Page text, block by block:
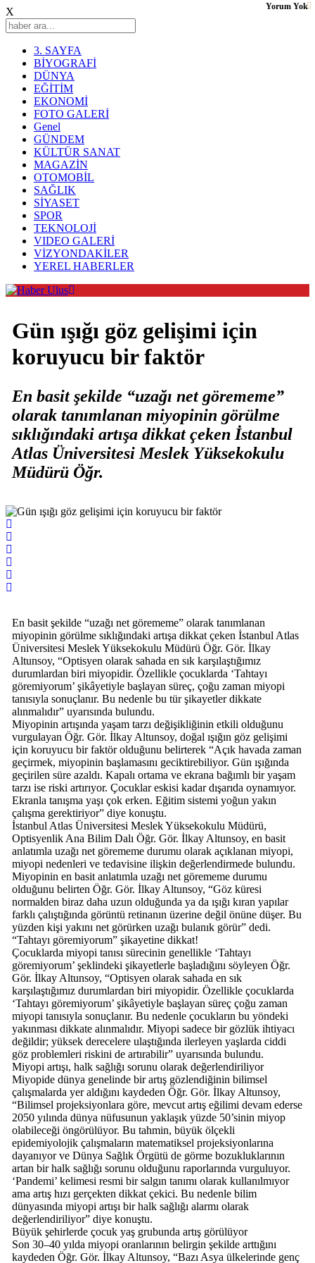
X
3. SAYFA
BİYOGRAFİ
DÜNYA
EĞİTİM
EKONOMİ
FOTO GALERİ
Genel
GÜNDEM
KÜLTÜR SANAT
MAGAZİN
OTOMOBİL
SAĞLIK
SİYASET
SPOR
TEKNOLOJİ
VIDEO GALERİ
VİZYONDAKİLER
YEREL HABERLER
Gün ışığı göz gelişimi için
koruyucu bir faktör
En basit şekilde “uzağı net görememe”
olarak tanımlanan miyopinin görülme
sıklığındaki artışa dikkat çeken İstanbul
Atlas Üniversitesi Meslek Yüksekokulu
Müdürü Öğr.
En basit şekilde “uzağı net görememe” olarak tanımlanan
miyopinin görülme sıklığındaki artışa dikkat çeken İstanbul Atlas
Üniversitesi Meslek Yüksekokulu Müdürü Öğr. Gör. İlkay
Altunsoy, “Optisyen olarak sahada en sık karşılaştığımız
durumlardan biri miyopidir. Özellikle çocuklarda ‘Tahtayı
göremiyorum’ şikâyetiyle başlayan süreç, çoğu zaman miyopi
tanısıyla sonuçlanır. Bu nedenle bu tür şikayetler dikkate
alınmalıdır” uyarısında bulundu.
Miyopinin artışında yaşam tarzı değişikliğinin etkili olduğunu
vurgulayan Öğr. Gör. İlkay Altunsoy, doğal ışığın göz gelişimi
için koruyucu bir faktör olduğunu belirterek “Açık havada zaman
geçirmek, miyopinin başlamasını geciktirebiliyor. Gün ışığında
geçirilen süre azaldı. Kapalı ortama ve ekrana bağımlı bir yaşam
tarzı ise riski artırıyor. Çocuklar eskisi kadar dışarıda oynamıyor.
Ekranla tanışma yaşı çok erken. Eğitim sistemi yoğun yakın
çalışma gerektiriyor” diye konuştu.
İstanbul Atlas Üniversitesi Meslek Yüksekokulu Müdürü,
Optisyenlik Ana Bilim Dalı Öğr. Gör. İlkay Altunsoy, en basit
anlatımla uzağı net görememe durumu olarak açıklanan miyopi,
miyopi nedenleri ve tedavisine ilişkin değerlendirmede bulundu.
Miyopinin en basit anlatımla uzağı net görememe durumu
olduğunu belirten Öğr. Gör. İlkay Altunsoy, “Göz küresi
normalden biraz daha uzun olduğunda ya da ışığı kıran yapılar
farklı çalıştığında görüntü retinanın üzerine değil önüne düşer. Bu
yüzden kişi yakını net görürken uzağı bulanık görür” dedi.
“Tahtayı göremiyorum” şikayetine dikkat!
Çocuklarda miyopi tanısı sürecinin genellikle ‘Tahtayı
göremiyorum’ şeklindeki şikayetlerle başladığını söyleyen Öğr.
Gör. İlkay Altunsoy, “Optisyen olarak sahada en sık
karşılaştığımız durumlardan biri miyopidir. Özellikle çocuklarda
‘Tahtayı göremiyorum’ şikâyetiyle başlayan süreç çoğu zaman
miyopi tanısıyla sonuçlanır. Bu nedenle çocukların bu yöndeki
yakınması dikkate alınmalıdır. Miyopi sadece bir gözlük ihtiyacı
değildir; yüksek derecelere ulaştığında ilerleyen yaşlarda ciddi
göz problemleri riskini de artırabilir” uyarısında bulundu.
Miyopi artışı, halk sağlığı sorunu olarak değerlendiriliyor
Miyopide dünya genelinde bir artış gözlendiğinin bilimsel
çalışmalarda yer aldığını kaydeden Öğr. Gör. İlkay Altunsoy,
“Bilimsel projeksiyonlara göre, mevcut artış eğilimi devam ederse
2050 yılında dünya nüfusunun yaklaşık yüzde 50’sinin miyop
olabileceği öngörülüyor. Bu tahmin, büyük ölçekli
epidemiyolojik çalışmaların matematiksel projeksiyonlarına
dayanıyor ve Dünya Sağlık Örgütü de görme bozukluklarının
artan bir halk sağlığı sorunu olduğunu raporlarında vurguluyor.
‘Pandemi’ kelimesi resmi bir salgın tanımı olarak kullanılmıyor
ama artış hızı gerçekten dikkat çekici. Bu nedenle bilim
dünyasında miyopi artışı bir halk sağlığı alarmı olarak
değerlendiriliyor” diye konuştu.
Büyük şehirlerde çocuk yaş grubunda artış görülüyor
Son 30–40 yılda miyopi oranlarının belirgin şekilde arttığını
kaydeden Öğr. Gör. İlkay Altunsoy, “Bazı Asya ülkelerinde genç
Yorum Yok